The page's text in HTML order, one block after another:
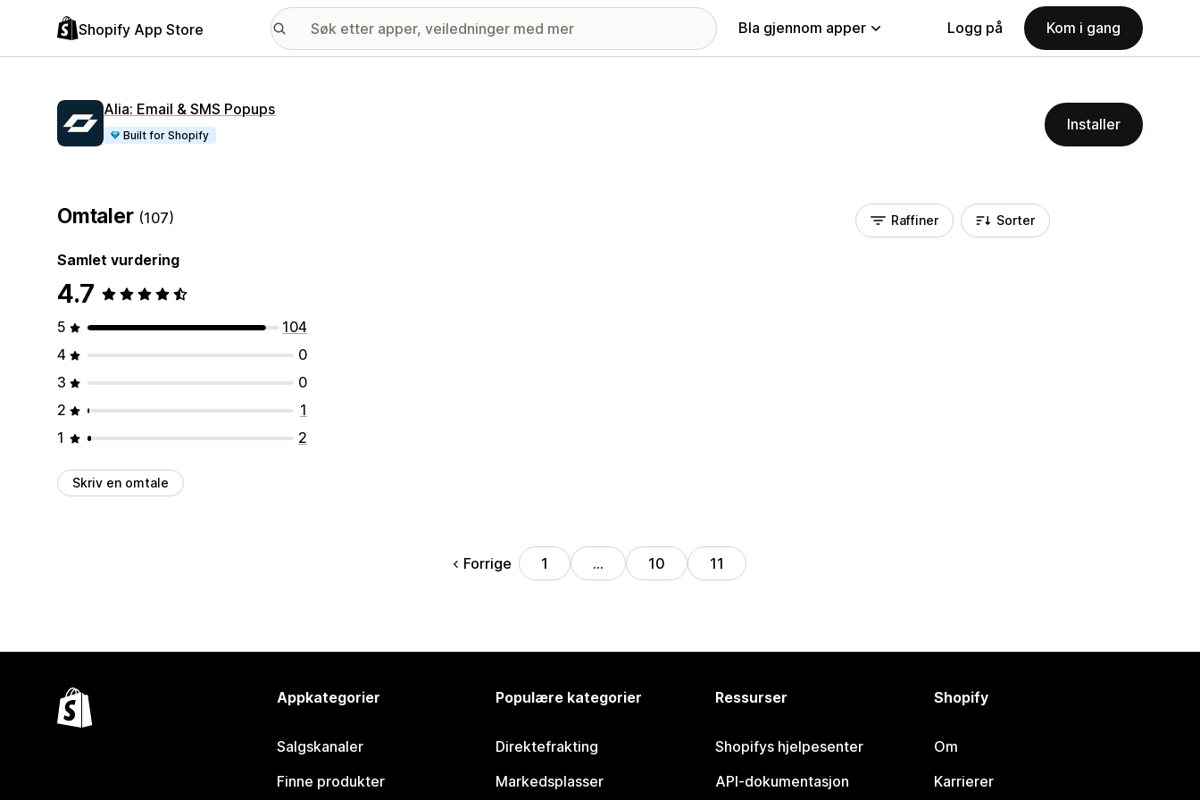
Shopify App Store Bla gjennom apper Logg på Kom i gang
Alia: Email & SMS Popups
Built for Shopify
Installer
Omtaler (107)
Samlet vurdering
4.7
5
104
4
0
3
0
2
1
1
2
Skriv en omtale
Raffiner Sorter
Forrige 1 … 10 11
Appkategorier
Salgskanaler
Finne produkter
Populære kategorier
Direktefrakting
Markedsplasser
Ressurser
Shopifys hjelpesenter
API-dokumentasjon
Shopify
Om
Karrierer